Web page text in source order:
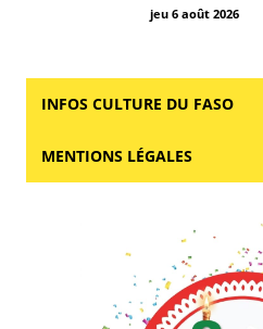
jeu 6 août 2026
INFOS CULTURE DU FASO
MENTIONS LÉGALES